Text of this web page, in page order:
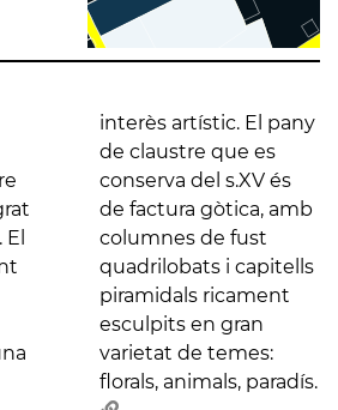
florals, animals, paradís.